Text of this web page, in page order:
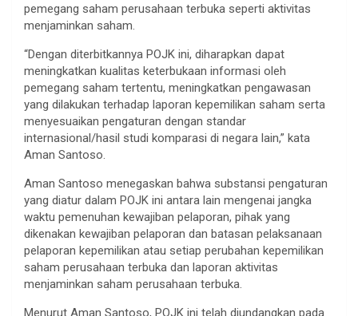
pemegang saham perusahaan terbuka seperti aktivitas
menjaminkan saham.
“Dengan diterbitkannya POJK ini, diharapkan dapat
meningkatkan kualitas keterbukaan informasi oleh
pemegang saham tertentu, meningkatkan pengawasan
yang dilakukan terhadap laporan kepemilikan saham serta
menyesuaikan pengaturan dengan standar
internasional/hasil studi komparasi di negara lain,” kata
Aman Santoso.
Aman Santoso menegaskan bahwa substansi pengaturan
yang diatur dalam POJK ini antara lain mengenai jangka
waktu pemenuhan kewajiban pelaporan, pihak yang
dikenakan kewajiban pelaporan dan batasan pelaksanaan
pelaporan kepemilikan atau setiap perubahan kepemilikan
saham perusahaan terbuka dan laporan aktivitas
menjaminkan saham perusahaan terbuka.
Menurut Aman Santoso, POJK ini telah diundangkan pada